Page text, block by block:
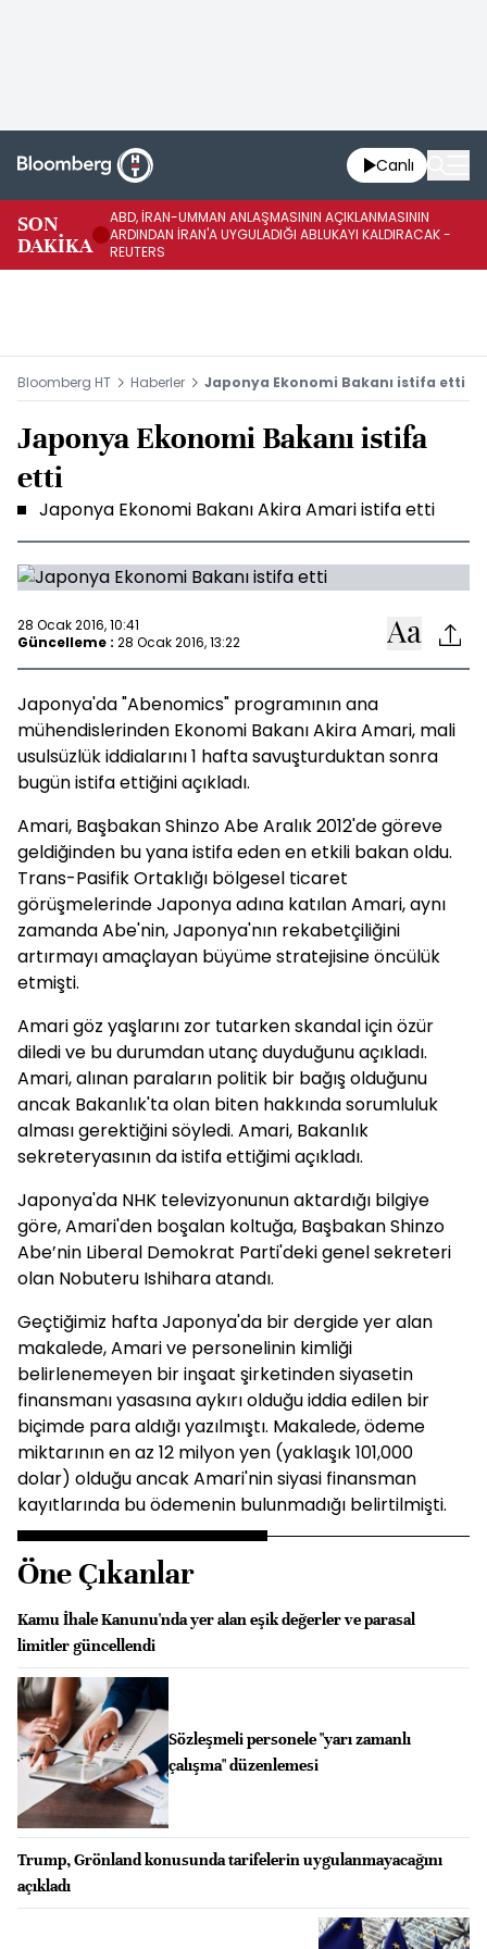
Canlı
SON
DAKİKA
ABD, İRAN-UMMAN ANLAŞMASININ AÇIKLANMASININ
ARDINDAN İRAN'A UYGULADIĞI ABLUKAYI KALDIRACAK -
REUTERS
Bloomberg HT Haberler Japonya Ekonomi Bakanı istifa etti
Japonya Ekonomi Bakanı istifa
etti
Japonya Ekonomi Bakanı Akira Amari istifa etti
28 Ocak 2016, 10:41
Güncelleme : 28 Ocak 2016, 13:22
Japonya'da "Abenomics" programının ana
mühendislerinden Ekonomi Bakanı Akira Amari, mali
usulsüzlük iddialarını 1 hafta savuşturduktan sonra
bugün istifa ettiğini açıkladı.
Amari, Başbakan Shinzo Abe Aralık 2012'de göreve
geldiğinden bu yana istifa eden en etkili bakan oldu.
Trans-Pasifik Ortaklığı bölgesel ticaret
görüşmelerinde Japonya adına katılan Amari, aynı
zamanda Abe'nin, Japonya'nın rekabetçiliğini
artırmayı amaçlayan büyüme stratejisine öncülük
etmişti.
Amari göz yaşlarını zor tutarken skandal için özür
diledi ve bu durumdan utanç duyduğunu açıkladı.
Amari, alınan paraların politik bir bağış olduğunu
ancak Bakanlık'ta olan biten hakkında sorumluluk
alması gerektiğini söyledi. Amari, Bakanlık
sekreteryasının da istifa ettiğimi açıkladı.
Japonya'da NHK televizyonunun aktardığı bilgiye
göre, Amari'den boşalan koltuğa, Başbakan Shinzo
Abe’nin Liberal Demokrat Parti'deki genel sekreteri
olan Nobuteru Ishihara atandı.
Geçtiğimiz hafta Japonya'da bir dergide yer alan
makalede, Amari ve personelinin kimliği
belirlenemeyen bir inşaat şirketinden siyasetin
finansmanı yasasına aykırı olduğu iddia edilen bir
biçimde para aldığı yazılmıştı. Makalede, ödeme
miktarının en az 12 milyon yen (yaklaşık 101,000
dolar) olduğu ancak Amari'nin siyasi finansman
kayıtlarında bu ödemenin bulunmadığı belirtilmişti.
Öne Çıkanlar
Kamu İhale Kanunu'nda yer alan eşik değerler ve parasal
limitler güncellendi
Sözleşmeli personele "yarı zamanlı
çalışma" düzenlemesi
Trump, Grönland konusunda tarifelerin uygulanmayacağını
açıkladı